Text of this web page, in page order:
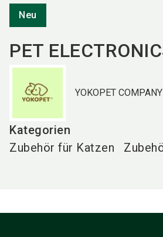
Neu
PET
YOKOPET
Kategorien
Zubehör für Katzen